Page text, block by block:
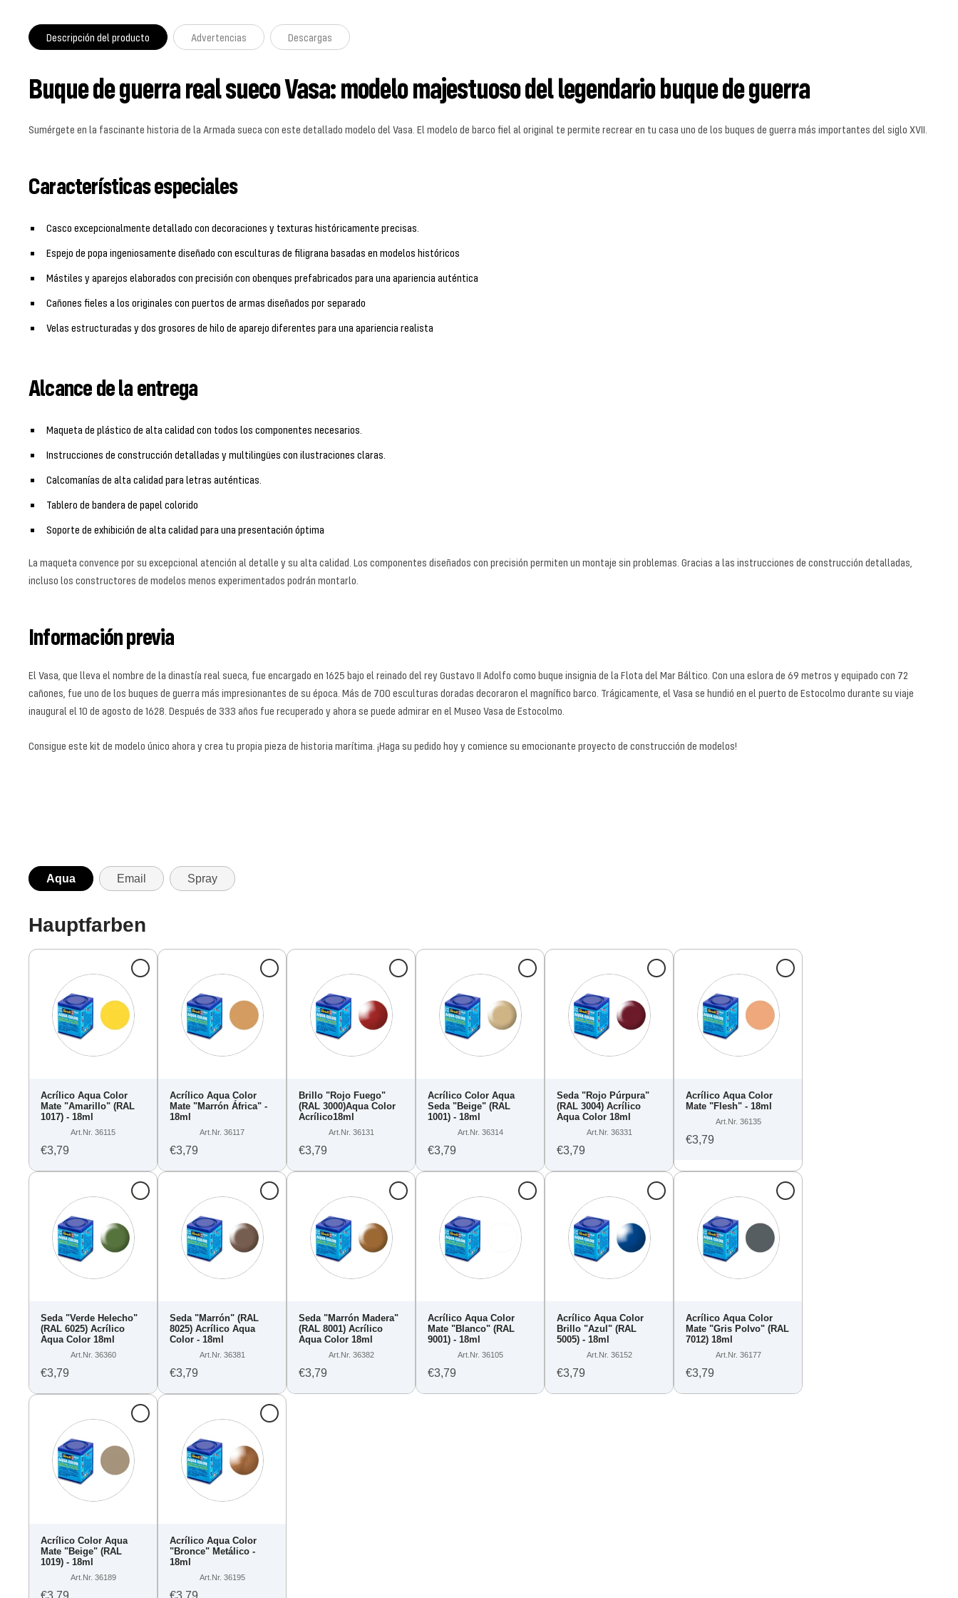
Descripción del producto Advertencias Descargas
Buque de guerra real sueco Vasa: modelo majestuoso del legendario buque de guerra
Sumérgete en la fascinante historia de la Armada sueca con este detallado modelo del Vasa. El modelo de barco fiel al original te permite recrear en tu casa uno de los buques de guerra más importantes del siglo XVII.
Características especiales
Casco excepcionalmente detallado con decoraciones y texturas históricamente precisas.
Espejo de popa ingeniosamente diseñado con esculturas de filigrana basadas en modelos históricos
Mástiles y aparejos elaborados con precisión con obenques prefabricados para una apariencia auténtica
Cañones fieles a los originales con puertos de armas diseñados por separado
Velas estructuradas y dos grosores de hilo de aparejo diferentes para una apariencia realista
Alcance de la entrega
Maqueta de plástico de alta calidad con todos los componentes necesarios.
Instrucciones de construcción detalladas y multilingües con ilustraciones claras.
Calcomanías de alta calidad para letras auténticas.
Tablero de bandera de papel colorido
Soporte de exhibición de alta calidad para una presentación óptima
La maqueta convence por su excepcional atención al detalle y su alta calidad. Los componentes diseñados con precisión permiten un montaje sin problemas. Gracias a las instrucciones de construcción detalladas,
incluso los constructores de modelos menos experimentados podrán montarlo.
Información previa
El Vasa, que lleva el nombre de la dinastía real sueca, fue encargado en 1625 bajo el reinado del rey Gustavo II Adolfo como buque insignia de la Flota del Mar Báltico. Con una eslora de 69 metros y equipado con 72
cañones, fue uno de los buques de guerra más impresionantes de su época. Más de 700 esculturas doradas decoraron el magnífico barco. Trágicamente, el Vasa se hundió en el puerto de Estocolmo durante su viaje
inaugural el 10 de agosto de 1628. Después de 333 años fue recuperado y ahora se puede admirar en el Museo Vasa de Estocolmo.
Consigue este kit de modelo único ahora y crea tu propia pieza de historia marítima. ¡Haga su pedido hoy y comience su emocionante proyecto de construcción de modelos!
Aqua Email Spray
Hauptfarben
Acrílico Aqua Color
Mate "Amarillo" (RAL
1017) - 18ml
Art.Nr. 36115
€3,79
Acrílico Aqua Color
Mate "Marrón África" -
18ml
Art.Nr. 36117
€3,79
Brillo "Rojo Fuego"
(RAL 3000)Aqua Color
Acrílico18ml
Art.Nr. 36131
€3,79
Acrílico Color Aqua
Seda "Beige" (RAL
1001) - 18ml
Art.Nr. 36314
€3,79
Seda "Rojo Púrpura"
(RAL 3004) Acrílico
Aqua Color 18ml
Art.Nr. 36331
€3,79
Acrílico Aqua Color
Mate "Flesh" - 18ml
Art.Nr. 36135
€3,79
Seda "Verde Helecho"
(RAL 6025) Acrílico
Aqua Color 18ml
Art.Nr. 36360
€3,79
Seda "Marrón" (RAL
8025) Acrílico Aqua
Color - 18ml
Art.Nr. 36381
€3,79
Seda "Marrón Madera"
(RAL 8001) Acrílico
Aqua Color 18ml
Art.Nr. 36382
€3,79
Acrílico Aqua Color
Mate "Blanco" (RAL
9001) - 18ml
Art.Nr. 36105
€3,79
Acrílico Aqua Color
Brillo "Azul" (RAL
5005) - 18ml
Art.Nr. 36152
€3,79
Acrílico Aqua Color
Mate "Gris Polvo" (RAL
7012) 18ml
Art.Nr. 36177
€3,79
Acrílico Color Aqua
Mate "Beige" (RAL
1019) - 18ml
Art.Nr. 36189
€3,79
Acrílico Aqua Color
"Bronce" Metálico -
18ml
Art.Nr. 36195
€3,79